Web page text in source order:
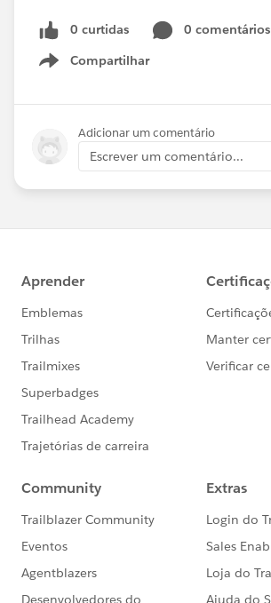
0 curtidas
0 comentários
Compartilhar
Show menu
Adicionar um comentário
Escrever um comentário...